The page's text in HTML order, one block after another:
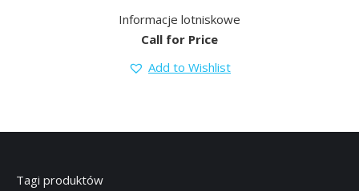
Informacje lotniskowe
Call for Price
Add to Wishlist
Tagi produktów